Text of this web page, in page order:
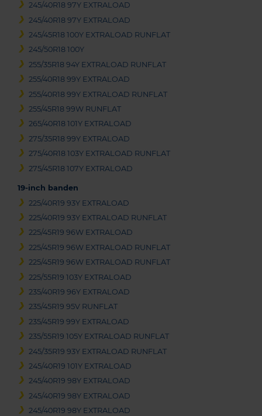
245/40R18 97Y EXTRALOAD
245/40R18 97Y EXTRALOAD
245/45R18 100Y EXTRALOAD RUNFLAT
245/50R18 100Y
255/35R18 94Y EXTRALOAD RUNFLAT
255/40R18 99Y EXTRALOAD
255/40R18 99Y EXTRALOAD RUNFLAT
255/45R18 99W RUNFLAT
265/40R18 101Y EXTRALOAD
275/35R18 99Y EXTRALOAD
275/40R18 103Y EXTRALOAD RUNFLAT
275/45R18 107Y EXTRALOAD
19-inch banden
225/40R19 93Y EXTRALOAD
225/40R19 93Y EXTRALOAD RUNFLAT
225/45R19 96W EXTRALOAD
225/45R19 96W EXTRALOAD RUNFLAT
225/45R19 96W EXTRALOAD RUNFLAT
225/55R19 103Y EXTRALOAD
235/40R19 96Y EXTRALOAD
235/45R19 95V RUNFLAT
235/45R19 99Y EXTRALOAD
235/55R19 105Y EXTRALOAD RUNFLAT
245/35R19 93Y EXTRALOAD RUNFLAT
245/40R19 101Y EXTRALOAD
245/40R19 98Y EXTRALOAD
245/40R19 98Y EXTRALOAD
245/40R19 98Y EXTRALOAD